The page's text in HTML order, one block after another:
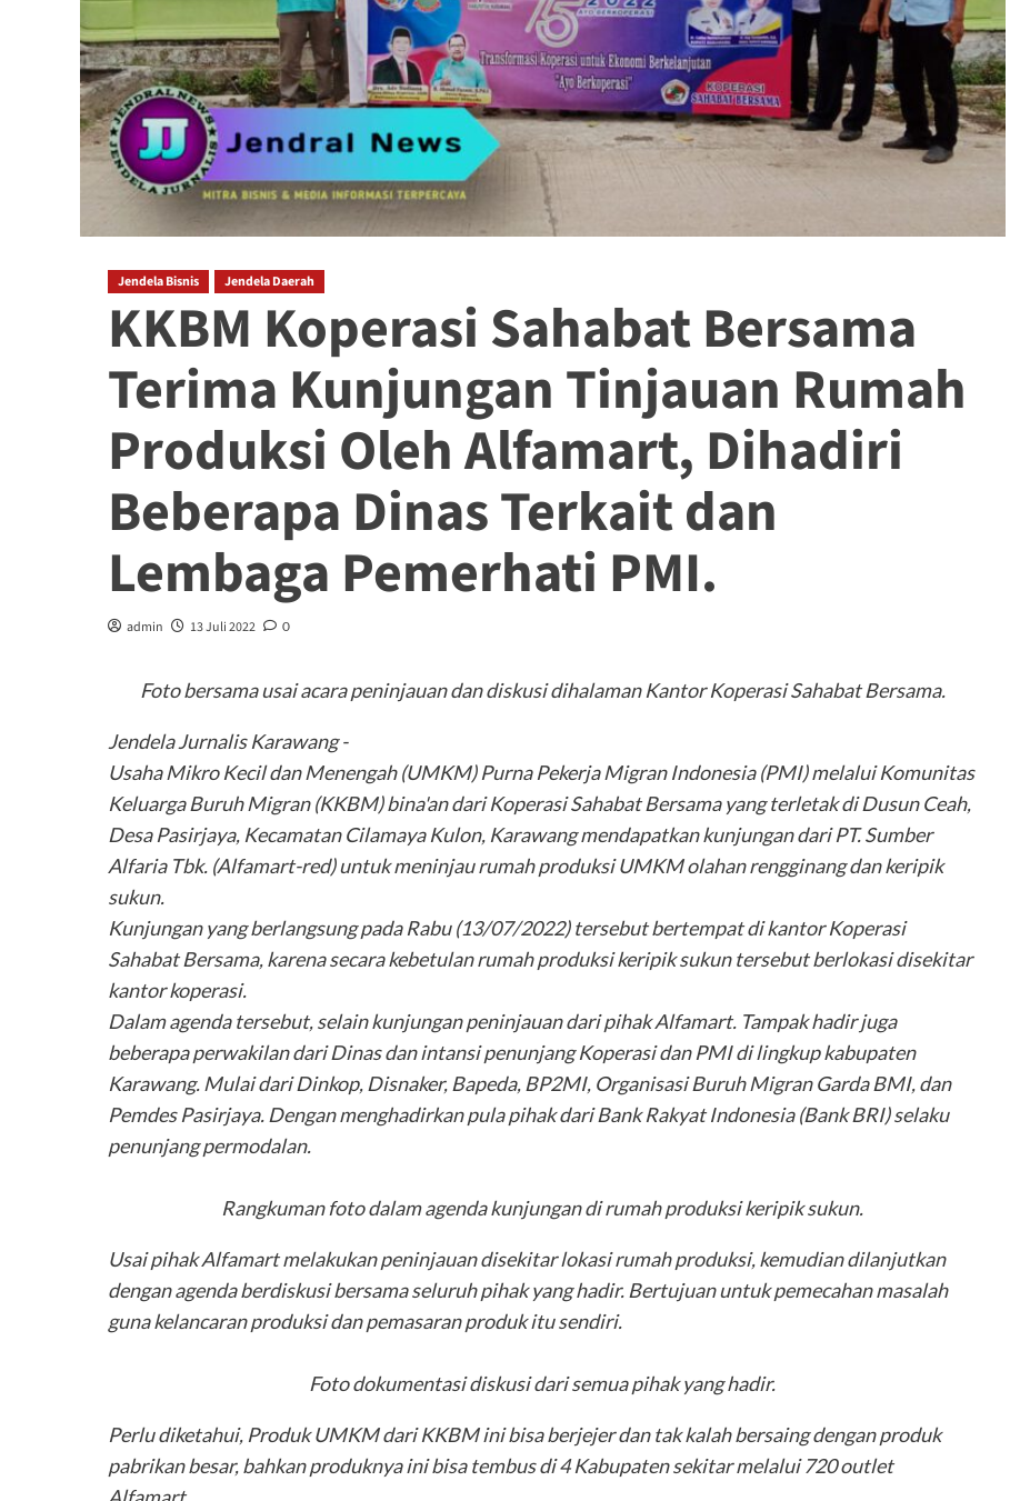
Jendela Bisnis Jendela Daerah
KKBM Koperasi Sahabat Bersama
Terima Kunjungan Tinjauan Rumah
Produksi Oleh Alfamart, Dihadiri
Beberapa Dinas Terkait dan
Lembaga Pemerhati PMI.
admin 13 Juli 2022 0
Foto bersama usai acara peninjauan dan diskusi dihalaman Kantor Koperasi Sahabat Bersama.
Jendela Jurnalis Karawang -
Usaha Mikro Kecil dan Menengah (UMKM) Purna Pekerja Migran Indonesia (PMI) melalui Komunitas
Keluarga Buruh Migran (KKBM) bina'an dari Koperasi Sahabat Bersama yang terletak di Dusun Ceah,
Desa Pasirjaya, Kecamatan Cilamaya Kulon, Karawang mendapatkan kunjungan dari PT. Sumber
Alfaria Tbk. (Alfamart-red) untuk meninjau rumah produksi UMKM olahan rengginang dan keripik
sukun.
Kunjungan yang berlangsung pada Rabu (13/07/2022) tersebut bertempat di kantor Koperasi
Sahabat Bersama, karena secara kebetulan rumah produksi keripik sukun tersebut berlokasi disekitar
kantor koperasi.
Dalam agenda tersebut, selain kunjungan peninjauan dari pihak Alfamart. Tampak hadir juga
beberapa perwakilan dari Dinas dan intansi penunjang Koperasi dan PMI di lingkup kabupaten
Karawang. Mulai dari Dinkop, Disnaker, Bapeda, BP2MI, Organisasi Buruh Migran Garda BMI, dan
Pemdes Pasirjaya. Dengan menghadirkan pula pihak dari Bank Rakyat Indonesia (Bank BRI) selaku
penunjang permodalan.
Rangkuman foto dalam agenda kunjungan di rumah produksi keripik sukun.
Usai pihak Alfamart melakukan peninjauan disekitar lokasi rumah produksi, kemudian dilanjutkan
dengan agenda berdiskusi bersama seluruh pihak yang hadir. Bertujuan untuk pemecahan masalah
guna kelancaran produksi dan pemasaran produk itu sendiri.
Foto dokumentasi diskusi dari semua pihak yang hadir.
Perlu diketahui, Produk UMKM dari KKBM ini bisa berjejer dan tak kalah bersaing dengan produk
pabrikan besar, bahkan produknya ini bisa tembus di 4 Kabupaten sekitar melalui 720 outlet